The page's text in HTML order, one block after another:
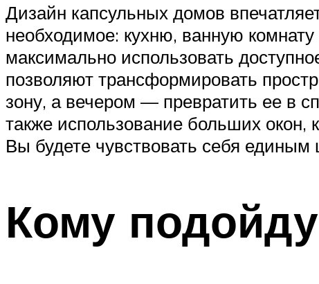
Дизайн капсульных домов
необходимое: кухню, ванную
максимально использовать
позволяют трансформировать
зону, а вечером — превратить ее в
также использование больших окон,
Вы будете чувствовать себя
Кому